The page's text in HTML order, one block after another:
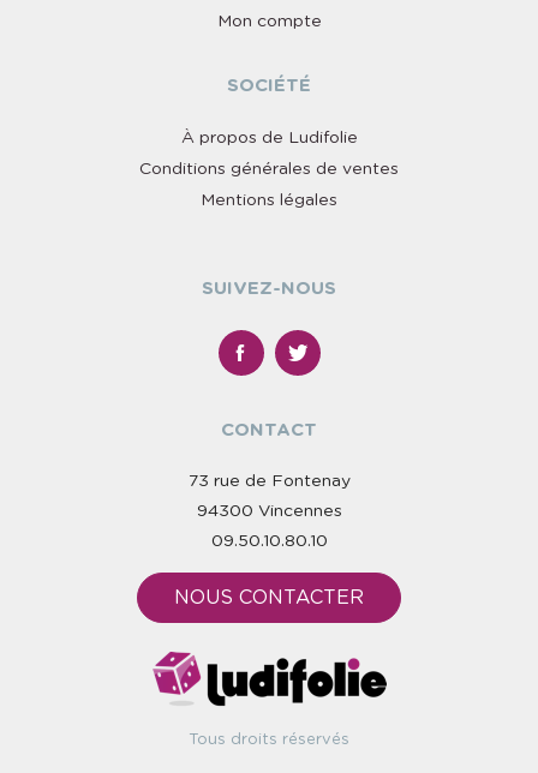
Mon compte
SOCIÉTÉ
À propos de Ludifolie
Conditions générales de ventes
Mentions légales
SUIVEZ-NOUS
CONTACT
73 rue de Fontenay
94300 Vincennes
09.50.10.80.10
NOUS CONTACTER
Tous droits réservés